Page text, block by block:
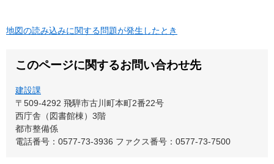
地図の読み込みに関する問題が発生したとき
このページに関するお問い合わせ先
建設課
〒509-4292 飛騨市古川町本町2番22号
西庁舎（図書館棟）3階
都市整備係
電話番号：0577-73-3936 ファクス番号：0577-73-7500